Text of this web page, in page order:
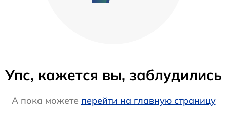
Упс, кажется вы, заблудились
А пока можете перейти на главную страницу